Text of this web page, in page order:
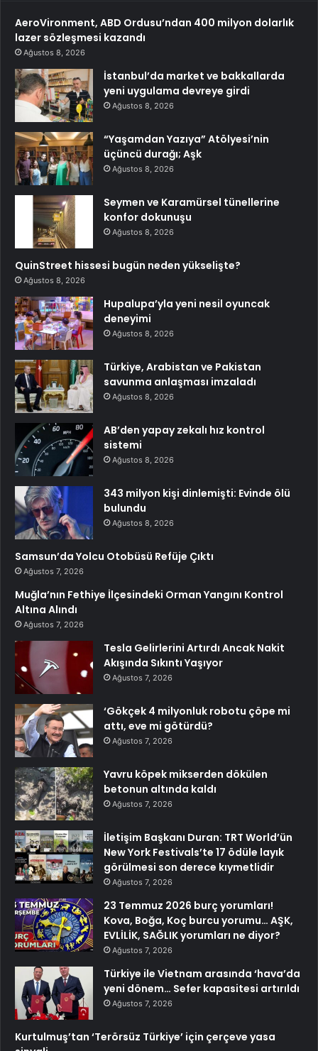
AeroVironment, ABD Ordusu’ndan 400 milyon dolarlık
lazer sözleşmesi kazandı
Ağustos 8, 2026
İstanbul’da market ve bakkallarda
yeni uygulama devreye girdi
Ağustos 8, 2026
“Yaşamdan Yazıya” Atölyesi’nin
üçüncü durağı; Aşk
Ağustos 8, 2026
Seymen ve Karamürsel tünellerine
konfor dokunuşu
Ağustos 8, 2026
QuinStreet hissesi bugün neden yükselişte?
Ağustos 8, 2026
Hupalupa’yla yeni nesil oyuncak
deneyimi
Ağustos 8, 2026
Türkiye, Arabistan ve Pakistan
savunma anlaşması imzaladı
Ağustos 8, 2026
AB’den yapay zekalı hız kontrol
sistemi
Ağustos 8, 2026
343 milyon kişi dinlemişti: Evinde ölü
bulundu
Ağustos 8, 2026
Samsun’da Yolcu Otobüsü Refüje Çıktı
Ağustos 7, 2026
Muğla’nın Fethiye İlçesindeki Orman Yangını Kontrol
Altına Alındı
Ağustos 7, 2026
Tesla Gelirlerini Artırdı Ancak Nakit
Akışında Sıkıntı Yaşıyor
Ağustos 7, 2026
‘Gökçek 4 milyonluk robotu çöpe mi
attı, eve mi götürdü?
Ağustos 7, 2026
Yavru köpek mikserden dökülen
betonun altında kaldı
Ağustos 7, 2026
İletişim Başkanı Duran: TRT World’ün
New York Festivals’te 17 ödüle layık
görülmesi son derece kıymetlidir
Ağustos 7, 2026
23 Temmuz 2026 burç yorumları!
Kova, Boğa, Koç burcu yorumu… AŞK,
EVLİLİK, SAĞLIK yorumları ne diyor?
Ağustos 7, 2026
Türkiye ile Vietnam arasında ‘hava’da
yeni dönem… Sefer kapasitesi artırıldı
Ağustos 7, 2026
Kurtulmuş’tan ‘Terörsüz Türkiye’ için çerçeve yasa